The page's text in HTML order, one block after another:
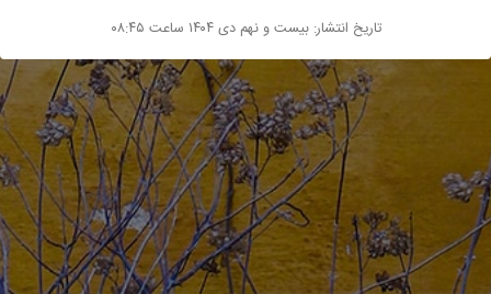
تاریخ انتشار: بیست و نهم دی ۱۴۰۴ ساعت ۰۸:۴۵